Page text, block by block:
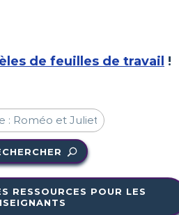
de feuilles de travail !
RESSOURCES POUR LES